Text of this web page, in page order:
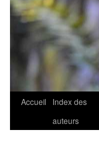
Accueil
Index des
auteurs